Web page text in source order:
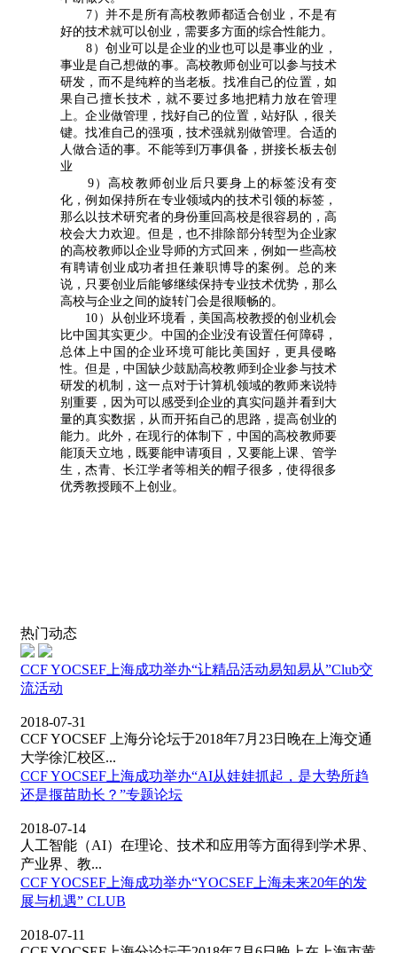
7）并不是所有高校教师都适合创业，不是有
好的技术就可以创业，需要多方面的综合性能力。
8）创业可以是企业的业也可以是事业的业，
事业是自己想做的事。高校教师创业可以参与技术
研发，而不是纯粹的当老板。找准自己的位置，如
果自己擅长技术，就不要过多地把精力放在管理
上。企业做管理，找好自己的位置，站好队，很关
键。找准自己的强项，技术强就别做管理。合适的
人做合适的事。不能等到万事俱备，拼接长板去创
业
9）高校教师创业后只要身上的标签没有变
化，例如保持所在专业领域内的技术引领的标签，
那么以技术研究者的身份重回高校是很容易的，高
校会大力欢迎。但是，也不排除部分转型为企业家
的高校教师以企业导师的方式回来，例如一些高校
有聘请创业成功者担任兼职博导的案例。总的来
说，只要创业后能够继续保持专业技术优势，那么
高校与企业之间的旋转门会是很顺畅的。
10）从创业环境看，美国高校教授的创业机会
比中国其实更少。中国的企业没有设置任何障碍，
总体上中国的企业环境可能比美国好，更具侵略
性。但是，中国缺少鼓励高校教师到企业参与技术
研发的机制，这一点对于计算机领域的教师来说特
别重要，因为可以感受到企业的真实问题并看到大
量的真实数据，从而开拓自己的思路，提高创业的
能力。此外，在现行的体制下，中国的高校教师要
能顶天立地，既要能申请项目，又要能上课、管学
生，杰青、长江学者等相关的帽子很多，使得很多
优秀教授顾不上创业。
热门动态
CCF YOCSEF上海成功举办“让精品活动易知易从”Club交
流活动
2018-07-31
CCF YOCSEF 上海分论坛于2018年7月23日晚在上海交通
大学徐汇校区...
CCF YOCSEF上海成功举办“AI从娃娃抓起，是大势所趋
还是揠苗助长？”专题论坛
2018-07-14
人工智能（AI）在理论、技术和应用等方面得到学术界、
产业界、教...
CCF YOCSEF上海成功举办“YOCSEF上海未来20年的发
展与机遇” CLUB
2018-07-11